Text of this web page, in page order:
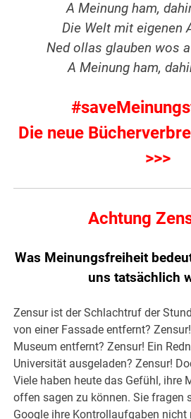
A Meinung ham,
Die Welt mit eigenen
Ned ollas glauben wos a
A Meinung ham,
Die neue
>>>
Achtung
Was Meinungsfreiheit
uns tatsächlich
Zensur ist der Schlachtruf der
von einer Fassade entfernt?
Museum entfernt? Zensur! Ein
Universität ausgeladen? Zensur!
Viele haben heute das Gefühl, ihre
offen sagen zu können. Sie fragen
Google ihre Kontrollaufgaben nicht